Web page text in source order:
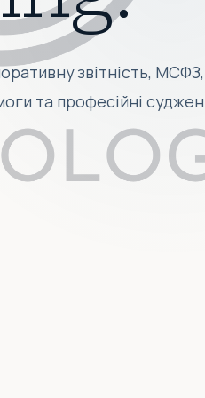
звітність, МСФЗ,
та професійні